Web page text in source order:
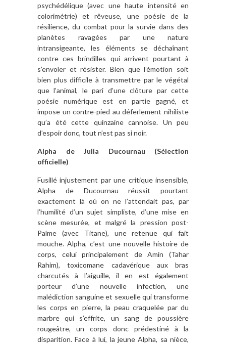
psychédélique (avec une haute intensité en
colorimétrie) et rêveuse, une poésie de la
résilience, du combat pour la survie dans des
planètes ravagées par une nature
intransigeante, les éléments se déchaînant
contre ces brindilles qui arrivent pourtant à
s’envoler et résister. Bien que l’émotion soit
bien plus difficile à transmettre par le végétal
que l’animal, le pari d’une clôture par cette
poésie numérique est en partie gagné, et
impose un contre-pied au déferlement nihiliste
qu’a été cette quinzaine cannoise. Un peu
d’espoir donc, tout n’est pas si noir.
Alpha de Julia Ducournau (Sélection
officielle)
Fusillé injustement par une critique insensible,
Alpha de Ducournau réussit pourtant
exactement là où on ne l’attendait pas, par
l’humilité d’un sujet simpliste, d’une mise en
scène mesurée, et malgré la pression post-
Palme (avec Titane), une retenue qui fait
mouche. Alpha, c’est une nouvelle histoire de
corps, celui principalement de Amin (Tahar
Rahim), toxicomane cadavérique aux bras
charcutés à l’aiguille, il en est également
porteur d’une nouvelle infection, une
malédiction sanguine et sexuelle qui transforme
les corps en pierre, la peau craquelée par du
marbre qui s’effrite, un sang de poussière
rougeâtre, un corps donc prédestiné à la
disparition. Face à lui, la jeune Alpha, sa nièce,